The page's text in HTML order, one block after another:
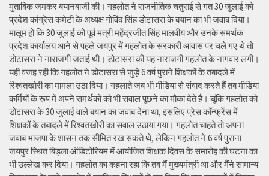
मुताबिक जमकर बयानबाजी की। गहलोत ने राजनीतिक चतुराई से गत 30 जुलाई को
प्रदेश कांग्रेस कमेटी के अध्यक्ष गोविंद सिंह डोटासरा के बयान का भी जवाब दिया।
मालूम हो कि 30 जुलाई को पूर्व मंत्री महेंद्रजीत सिंह मालवीय और उनके समर्थक
प्रदेश कार्यालय आने से पहले जयपुर में गहलोत के सरकारी आवास पर चले गए थे तो
डोटासरा ने नाराजगी जताई थी। डोटासरा की यह नाराजगी गहलोत के नागवार लगी।
यही वजह रही कि गहलोत ने डोटासरा से जुड़े 6 वर्ष पुराने शिक्षकों के तबादले में
रिश्वतखोरी का मामला उठा दिया। गहलाते जब भी मीडिया से संवाद करते हैं तब मीडिया
कर्मियों के रूप में अपने समर्थकों को भी सवाल पूछने का मौका देते हैं। चूंकि गहलोत को
डोटासरा के 30 जुलाई वाले बयान का जवाब देना था, इसलिए प्रेस कॉन्फ्रेंस में
शिक्षकों के तबादले में रिश्वतखोरी का सवाल उठाया गया। गहलोत चाहते तो अपना
जवाब भाजपा के शासन तक सीमित रख सकते थे, लेकिन गहलोत ने 6 वर्ष पुराना
जयपुर स्थित बिड़ला ऑडिटोरियम में आयोजित शिक्षक दिवस के समारोह की घटना का
भी उल्लेख कर दिया। गहलोत का कहना रहा कि तब मैं मुख्यमंत्री था और मैंने सामान्य